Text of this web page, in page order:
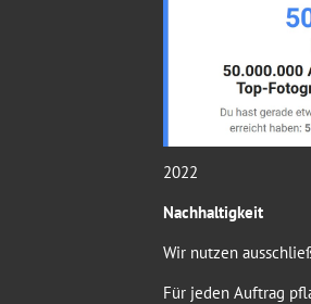
2022
Nachhaltigkeit
Wir nutzen
Für jeden Auftrag